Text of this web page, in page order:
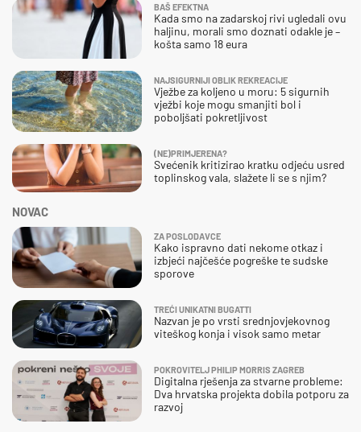
NOVAC
ZA POSLODAVCE
Kako ispravno dati nekome otkaz i
izbjeći najčešće pogreške te sudske
sporove
TREĆI UNIKATNI BUGATTI
Nazvan je po vrsti srednjovjekovnog
viteškog konja i visok samo metar
POKROVITELJ PHILIP MORRIS ZAGREB
Digitalna rješenja za stvarne probleme:
Dva hrvatska projekta dobila potporu za
razvoj
BAŠ EFEKTNA
Kada smo na zadarskoj rivi ugledali ovu
haljinu, morali smo doznati odakle je –
košta samo 18 eura
NAJSIGURNIJI OBLIK REKREACIJE
Vježbe za koljeno u moru: 5 sigurnih
vježbi koje mogu smanjiti bol i
poboljšati pokretljivost
(NE)PRIMJERENA?
Svećenik kritizirao kratku odjeću usred
toplinskog vala, slažete li se s njim?